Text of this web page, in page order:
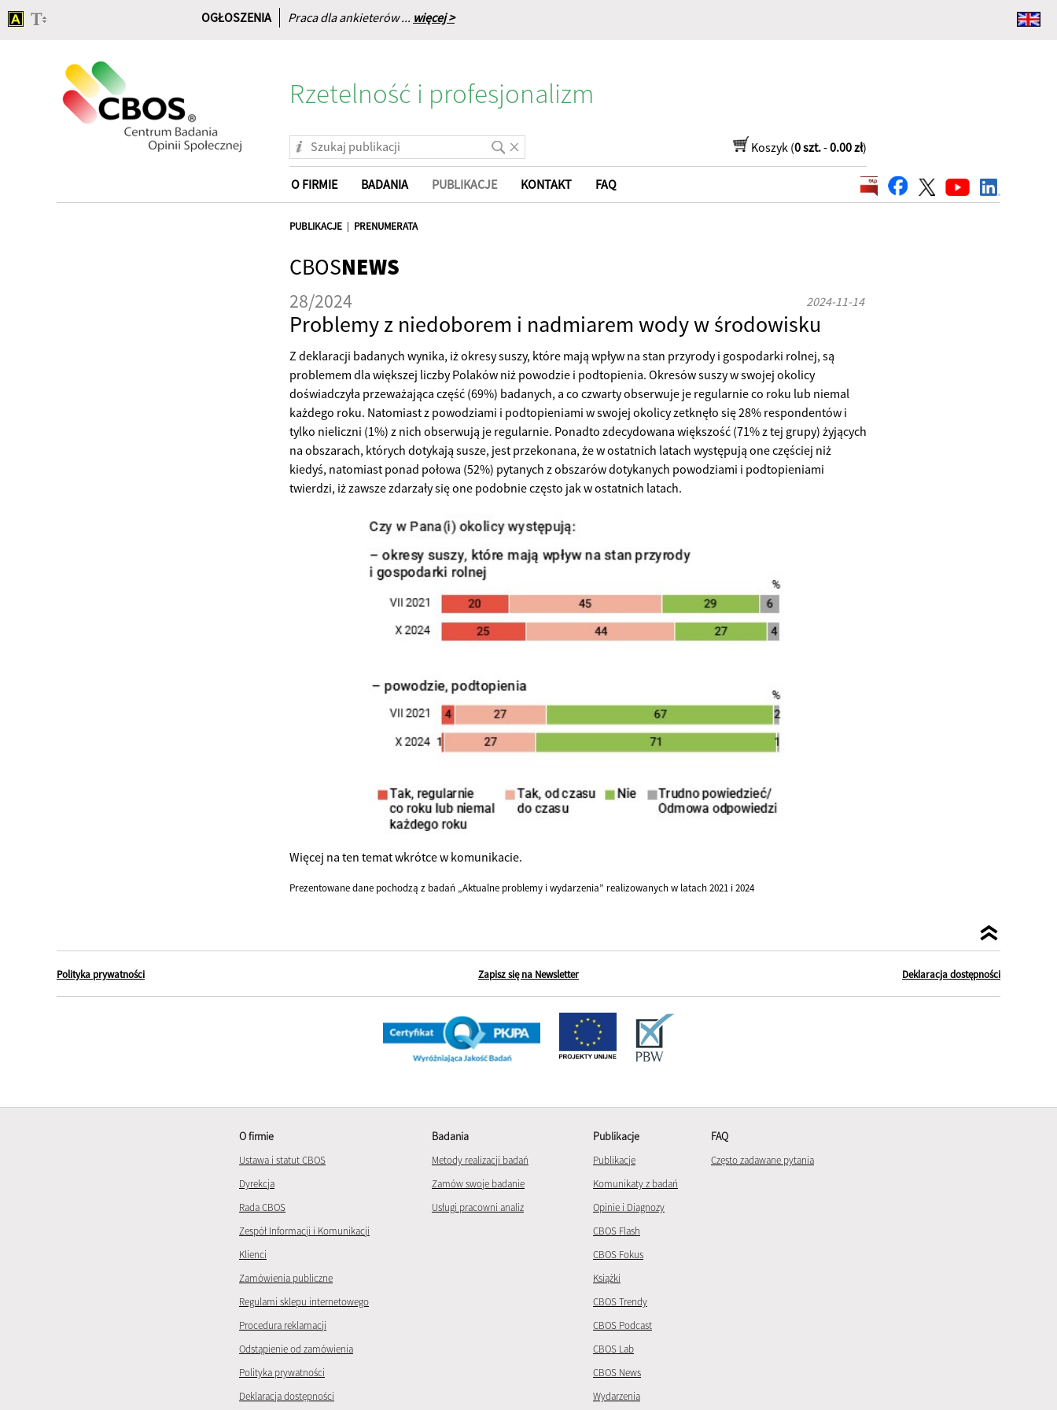
OGŁOSZENIA Praca dla ankieterów ... więcej >
główna
Rzetelność i profesjonalizm
Koszyk (0 szt.-0.00 zł)
O FIRMIE BADANIA PUBLIKACJE KONTAKT FAQ
PUBLIKACJE | PRENUMERATA
CBOSNEWS
28/2024 2024-11-14
Problemy z niedoborem i nadmiarem wody w środowisku
Z deklaracji badanych wynika, iż okresy suszy, które mają wpływ na stan przyrody i gospodarki rolnej, są
problemem dla większej liczby Polaków niż powodzie i podtopienia. Okresów suszy w swojej okolicy
doświadczyła przeważająca część (69%) badanych, a co czwarty obserwuje je regularnie co roku lub niemal
każdego roku. Natomiast z powodziami i podtopieniami w swojej okolicy zetknęło się 28% respondentów i
tylko nieliczni (1%) z nich obserwują je regularnie. Ponadto zdecydowana większość (71% z tej grupy) żyjących
na obszarach, których dotykają susze, jest przekonana, że w ostatnich latach występują one częściej niż
kiedyś, natomiast ponad połowa (52%) pytanych z obszarów dotykanych powodziami i podtopieniami
twierdzi, iż zawsze zdarzały się one podobnie często jak w ostatnich latach.
Więcej na ten temat wkrótce w komunikacie.
Prezentowane dane pochodzą z badań „Aktualne problemy i wydarzenia” realizowanych w latach 2021 i 2024
Polityka prywatności Zapisz się na Newsletter Deklaracja dostępności
O firmie
Ustawa i statut CBOS
Dyrekcja
Rada CBOS
Zespół Informacji i Komunikacji
Klienci
Zamówienia publiczne
Regulami sklepu internetowego
Procedura reklamacji
Odstąpienie od zamówienia
Polityka prywatności
Deklaracja dostępności
Badania
Metody realizacji badań
Zamów swoje badanie
Usługi pracowni analiz
Publikacje
Publikacje
Komunikaty z badań
Opinie i Diagnozy
CBOS Flash
CBOS Fokus
Książki
CBOS Trendy
CBOS Podcast
CBOS Lab
CBOS News
Wydarzenia
FAQ
Często zadawane pytania